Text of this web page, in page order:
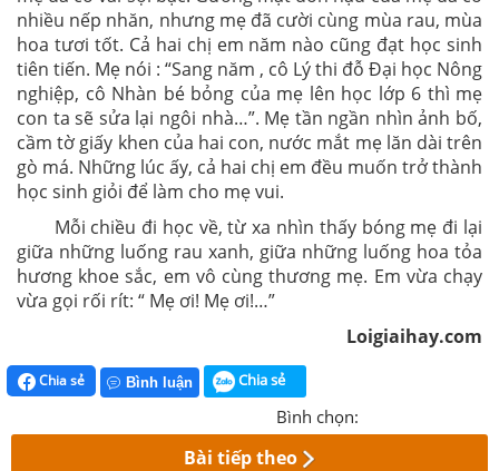
nhiều nếp nhăn, nhưng mẹ đã cười cùng mùa rau, mùa
hoa tươi tốt. Cả hai chị em năm nào cũng đạt học sinh
tiên tiến. Mẹ nói : “Sang năm , cô Lý thi đỗ Đại học Nông
nghiệp, cô Nhàn bé bỏng của mẹ lên học lớp 6 thì mẹ
con ta sẽ sửa lại ngôi nhà…”. Mẹ tần ngần nhìn ảnh bố,
cầm tờ giấy khen của hai con, nước mắt mẹ lăn dài trên
gò má. Những lúc ấy, cả hai chị em đều muốn trở thành
học sinh giỏi để làm cho mẹ vui.
Mỗi chiều đi học về, từ xa nhìn thấy bóng mẹ đi lại
giữa những luống rau xanh, giữa những luống hoa tỏa
hương khoe sắc, em vô cùng thương mẹ. Em vừa chạy
vừa gọi rối rít: “ Mẹ ơi! Mẹ ơi!…”
Loigiaihay.com
Chia sẻ Bình luận Chia sẻ
Bình chọn:
Bài tiếp theo